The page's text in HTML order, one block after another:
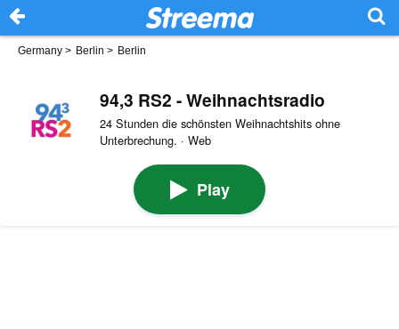
Germany > Berlin > Berlin
94,3 RS2 - Weihnachtsradio
24 Stunden die schönsten Weihnachtshits ohne
Unterbrechung. · Web
Play